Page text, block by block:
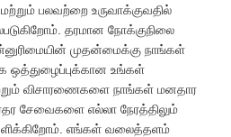
பலவற்றை உருவாக்குவதில்
தரமான நோக்குநிலை
முதன்மைக்கு நாங்கள்
ஒத்துழைப்புக்கான உங்கள்
விசாரணைகளை நாங்கள் மனதார
சேவைகளை எல்லா நேரத்திலும்
எங்கள் வலைத்தளம்